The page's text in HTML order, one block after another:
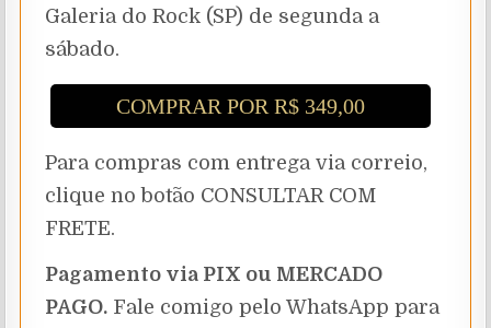
Galeria do Rock (SP) de segunda a
sábado.
COMPRAR POR R$ 349,00
Para compras com entrega via correio,
clique no botão CONSULTAR COM
FRETE.
Pagamento via PIX ou MERCADO
PAGO. Fale comigo pelo WhatsApp para